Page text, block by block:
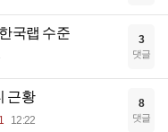
국랩 수준 3
댓글
근황
12:22
8
댓글